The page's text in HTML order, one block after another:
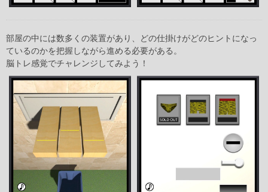
部屋の中には数多くの装置があり、どの仕掛けがどのヒントになっ
ているのかを把握しながら進める必要がある。
脳トレ感覚でチャレンジしてみよう！